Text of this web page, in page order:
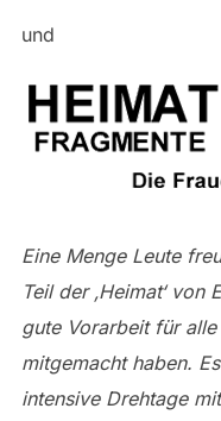
und
Eine Menge Leute
Teil der ‚Heimat‘
gute Vorarbeit für
mitgemacht haben.
intensive Drehtage